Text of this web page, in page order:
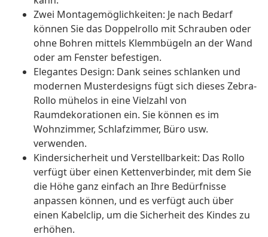
Zwei Montagemöglichkeiten: Je nach Bedarf
können Sie das Doppelrollo mit Schrauben oder
ohne Bohren mittels Klemmbügeln an der Wand
oder am Fenster befestigen.
Elegantes Design: Dank seines schlanken und
modernen Musterdesigns fügt sich dieses Zebra-
Rollo mühelos in eine Vielzahl von
Raumdekorationen ein. Sie können es im
Wohnzimmer, Schlafzimmer, Büro usw.
verwenden.
Kindersicherheit und Verstellbarkeit: Das Rollo
verfügt über einen Kettenverbinder, mit dem Sie
die Höhe ganz einfach an Ihre Bedürfnisse
anpassen können, und es verfügt auch über
einen Kabelclip, um die Sicherheit des Kindes zu
erhöhen.